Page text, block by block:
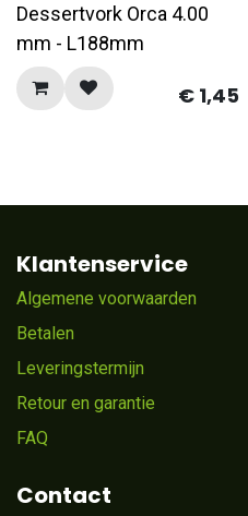
Dessertvork Orca 4.00
mm - L188mm
€ 1,45
Klantenservice
Algemene voorwaarden
Betalen
Leveringstermijn
Retour en garantie
FAQ
Contact